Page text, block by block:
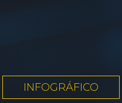
INFOGRÁFICO